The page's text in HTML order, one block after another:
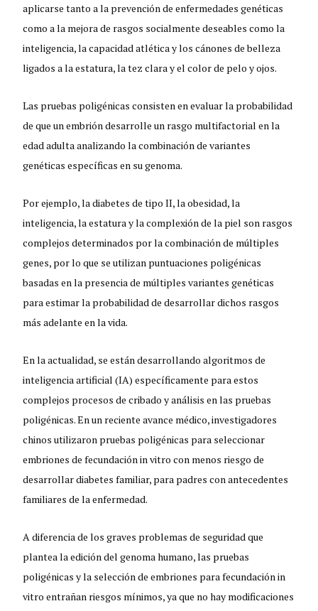
aplicarse tanto a la prevención de enfermedades genéticas
como a la mejora de rasgos socialmente deseables como la
inteligencia, la capacidad atlética y los cánones de belleza
ligados a la estatura, la tez clara y el color de pelo y ojos.
Las pruebas poligénicas consisten en evaluar la probabilidad
de que un embrión desarrolle un rasgo multifactorial en la
edad adulta analizando la combinación de variantes
genéticas específicas en su genoma.
Por ejemplo, la diabetes de tipo II, la obesidad, la
inteligencia, la estatura y la complexión de la piel son rasgos
complejos determinados por la combinación de múltiples
genes, por lo que se utilizan puntuaciones poligénicas
basadas en la presencia de múltiples variantes genéticas
para estimar la probabilidad de desarrollar dichos rasgos
más adelante en la vida.
En la actualidad, se están desarrollando algoritmos de
inteligencia artificial (IA) específicamente para estos
complejos procesos de cribado y análisis en las pruebas
poligénicas. En un reciente avance médico, investigadores
chinos utilizaron pruebas poligénicas para seleccionar
embriones de fecundación in vitro con menos riesgo de
desarrollar diabetes familiar, para padres con antecedentes
familiares de la enfermedad.
A diferencia de los graves problemas de seguridad que
plantea la edición del genoma humano, las pruebas
poligénicas y la selección de embriones para fecundación in
vitro entrañan riesgos mínimos, ya que no hay modificaciones